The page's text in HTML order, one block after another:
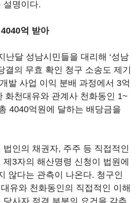
설명이다.
억 받아
난달 성남시민들을 대리해 ‘성남
결의 무효 확인 청구 소송도 제기
발 사업 이익 분배 과정에서 3억
화천대유와 관계사 천화동인 1~
4040억원에 달하는 배당금을
법인의 채권자, 주주 등 직접적인
3자의 해산명령 신청이 법원에
않다는 관측이 나온다. 청구인
유와 천화동인의 직접적인 이해
당사자 적격 부분의 요건을 갖추